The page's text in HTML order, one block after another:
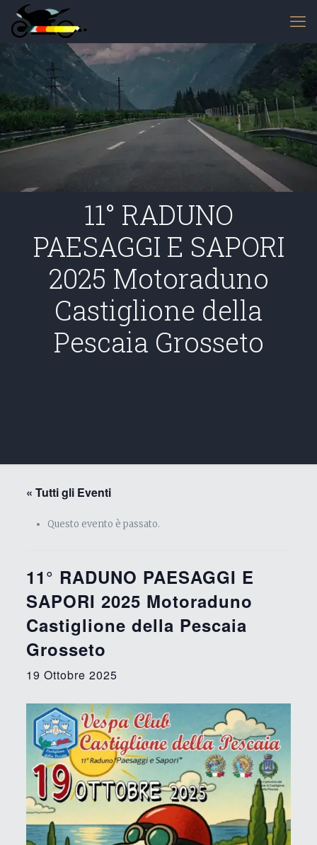
11° RADUNO
PAESAGGI E SAPORI
2025 Motoraduno
Castiglione della
Pescaia Grosseto
« Tutti gli Eventi
Questo evento è passato.
11° RADUNO PAESAGGI E
SAPORI 2025 Motoraduno
Castiglione della Pescaia
Grosseto
19 Ottobre 2025